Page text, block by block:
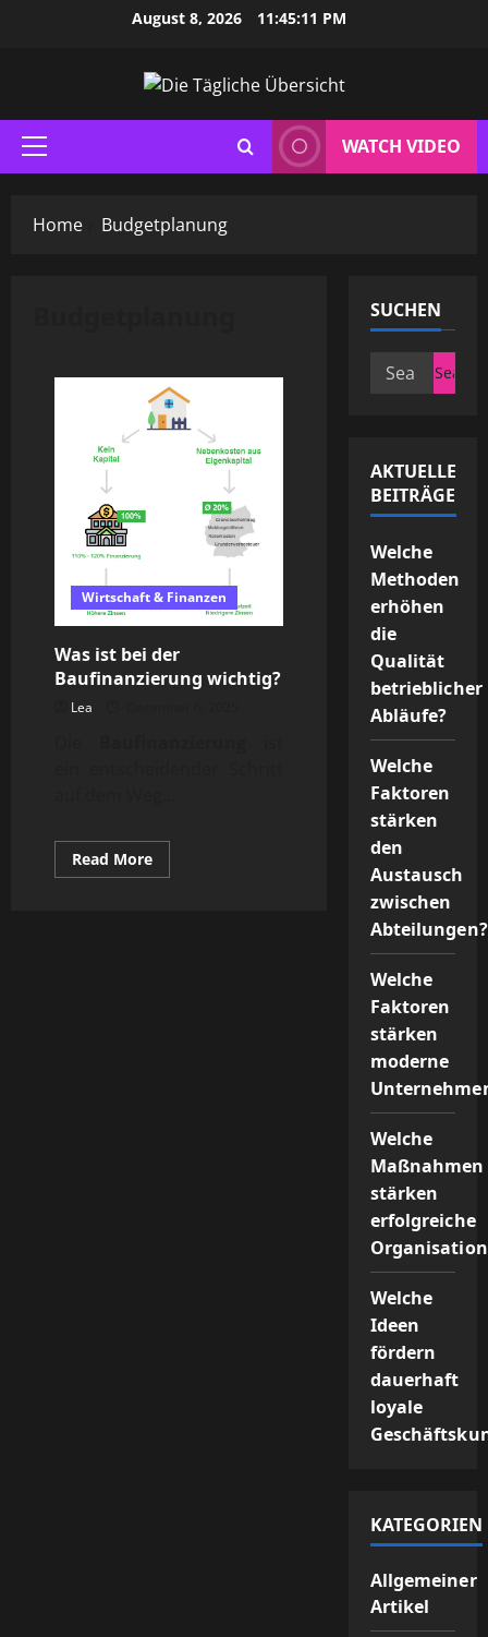
August 8, 2026 11:45:12 PM
Primary
Menu
WATCH VIDEO
Home Budgetplanung
Wirtschaft & Finanzen
Was ist bei der
Baufinanzierung wichtig?
Lea
Read MoreRead
more
SUCHEN
Search
AKTUELLE
BEITRÄGE
Welche
Methoden
erhöhen
die
Qualität
betrieblicher
Abläufe?
Welche
Faktoren
stärken
den
Austausch
zwischen
Abteilungen?
Welche
Faktoren
stärken
moderne
Welche
Maßnahmen
stärken
erfolgreiche
Welche
Ideen
fördern
dauerhaft
loyale
KATEGORIEN
Allgemeiner
Artikel